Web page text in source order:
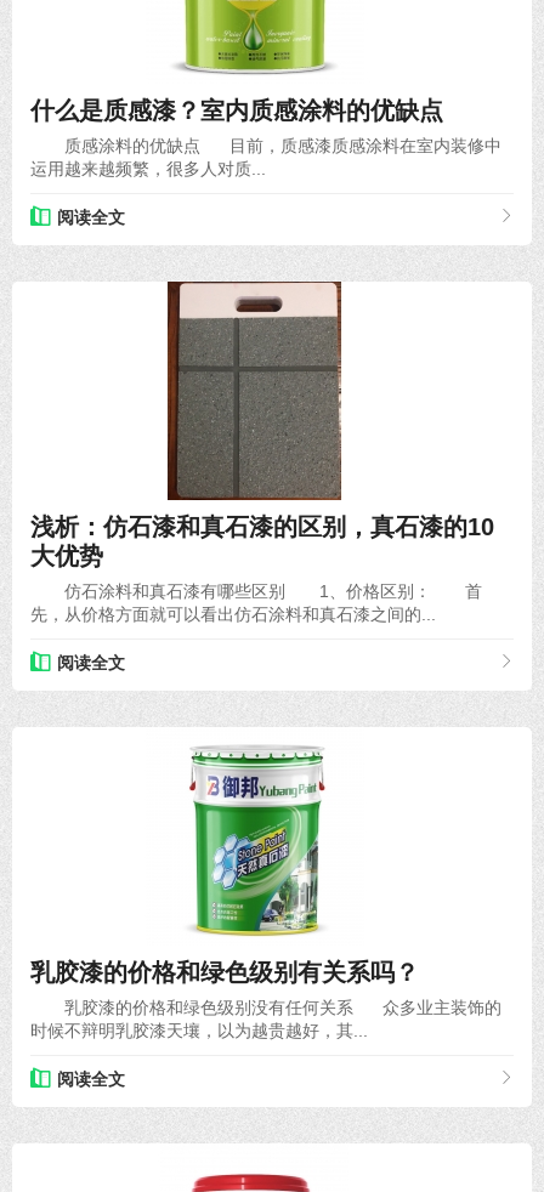
什么是质感漆？室内质感涂料的优缺点
质感涂料的优缺点 目前，质感漆质感涂料在室内装修中
运用越来越频繁，很多人对质...
阅读全文
浅析：仿石漆和真石漆的区别，真石漆的10
大优势
仿石涂料和真石漆有哪些区别 1、价格区别： 首
先，从价格方面就可以看出仿石涂料和真石漆之间的...
阅读全文
乳胶漆的价格和绿色级别有关系吗？
乳胶漆的价格和绿色级别没有任何关系 众多业主装饰的
时候不辩明乳胶漆天壤，以为越贵越好，其...
阅读全文